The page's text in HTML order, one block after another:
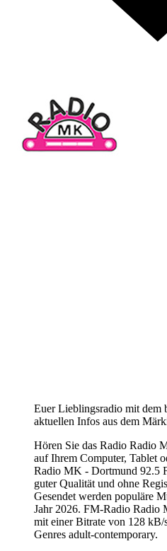
Euer Lieblingsradio mit dem
aktuellen Infos aus dem
Hören Sie das Radio Radio
auf Ihrem Computer, Tablet
Radio MK - Dortmund 92.5
guter Qualität und ohne
Gesendet werden populäre
Jahr 2026. FM-Radio Radio
mit einer Bitrate von 128 kB/
Genres adult-contemporary.